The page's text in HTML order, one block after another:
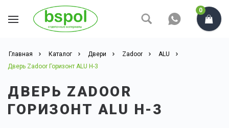
0
Главная Каталог Двери Zadoor
ALU
Дверь Zadoor Горизонт ALU H-3
ДВЕРЬ ZADOOR
ГОРИЗОНТ ALU H-3